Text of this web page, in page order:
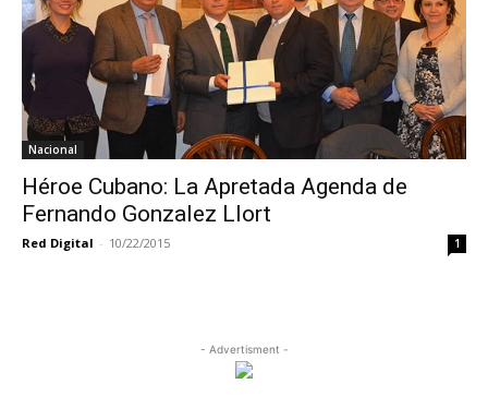
Nacional
Héroe Cubano: La Apretada Agenda de
Fernando Gonzalez Llort
Red Digital - 10/22/2015 1
- Advertisment -